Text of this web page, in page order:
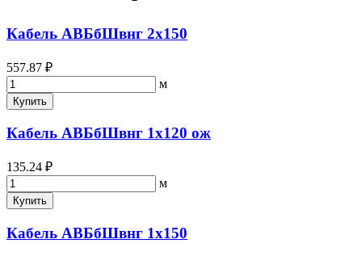
Кабель АВБбШвнг 2х150
557.87 ₽
м
Купить
Кабель АВБбШвнг 1х120 ож
135.24 ₽
м
Купить
Кабель АВБбШвнг 1х150